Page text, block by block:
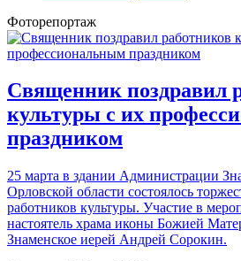
Фоторепортаж
Священник поздравил
культуры с их
праздником
25 марта в здании Администрации
Орловской области состоялось
работников культуры. Участие в
настоятель храма иконы Божией
Знаменское иерей Андрей Сорокин.